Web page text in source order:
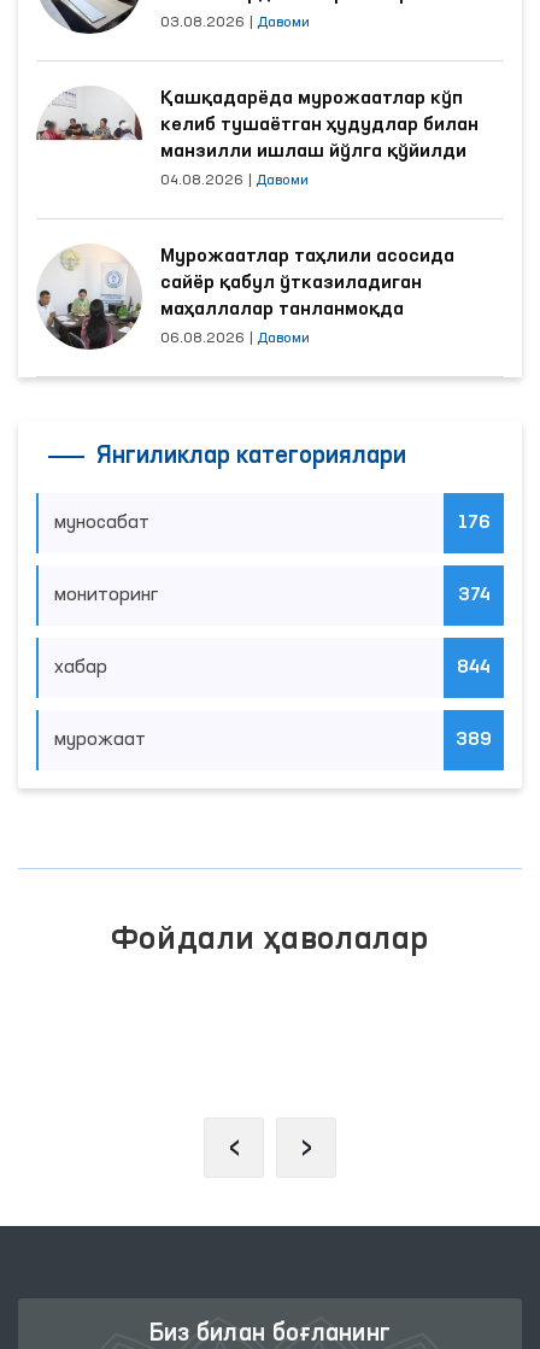
яхшиланди
03.08.2026 Давоми
Қашқадарёда мурожаатлар кўп
келиб тушаётган ҳудудлар билан
манзилли ишлаш йўлга қўйилди
04.08.2026 Давоми
Мурожаатлар таҳлили асосида
сайёр қабул ўтказиладиган
маҳаллалар танланмоқда
06.08.2026 Давоми
Янгиликлар категориялари
муносабат 176
мониторинг 374
хабар 844
мурожаат 389
Фойдали ҳаволалар
‹ ›
Биз билан боғланинг